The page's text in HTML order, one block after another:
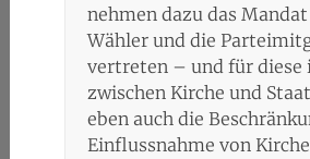
nehmen dazu das
Wähler und die
vertreten – und für diese
zwischen Kirche und
eben auch die
Einflussnahme von